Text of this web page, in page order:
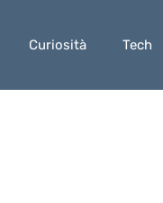
Curiosità Tech